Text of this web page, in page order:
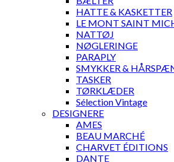
HATTE & KASKETTER
LE MONT SAINT
NATTØJ
NØGLERINGE
PARAPLY
SMYKKER &
TASKER
TØRKLÆDER
Sélection Vintage
DESIGNERE
AMES
BEAU MARCHÉ
CHARVET ÉDITIONS
DANTE